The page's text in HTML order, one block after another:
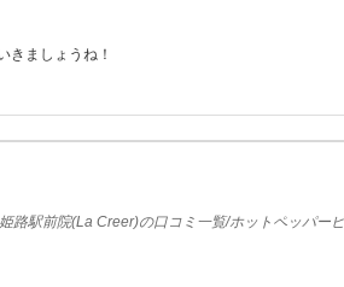
きましょうね！
路駅前院(La Creer)の口コミ一覧/ホットペッパー